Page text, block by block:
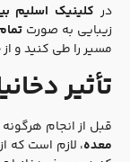
درکلینیک اسلیم
زیبایی به صورتتمام
مسیر را طی کنید و از
تأثیر
قبل از انجام هرگونه
معده، لازم است که از